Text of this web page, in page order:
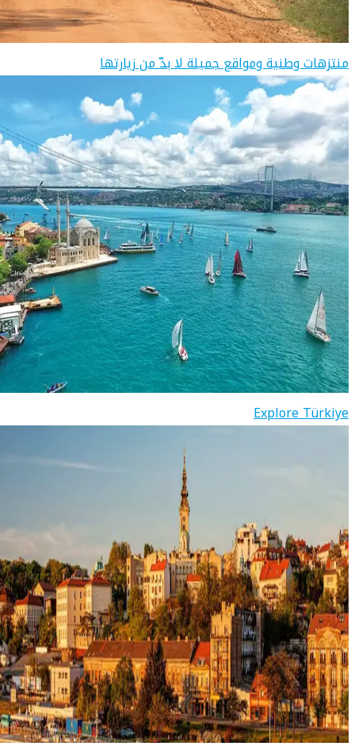
منتزهات وطنية ومواقع جميلة لا بدّ من زيارتها
Explore Türkiye